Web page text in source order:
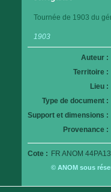
Tournée de 1903 du
1903
Auteur :
Territoire :
Lieu :
Type de document :
Support et dimensions :
Provenance :
Cote : FR ANOM
© ANOM sous